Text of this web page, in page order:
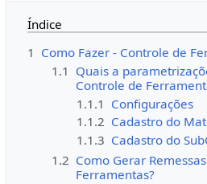
Índice
1 Como Fazer - Controle de
1.1 Quais a
Controle de
1.1.1 Configurações
1.1.2 Cadastro do
1.1.3 Cadastro do
1.2 Como Gerar
Ferramentas?